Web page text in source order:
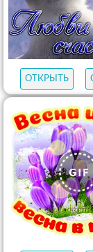
ОТКРЫТЬ